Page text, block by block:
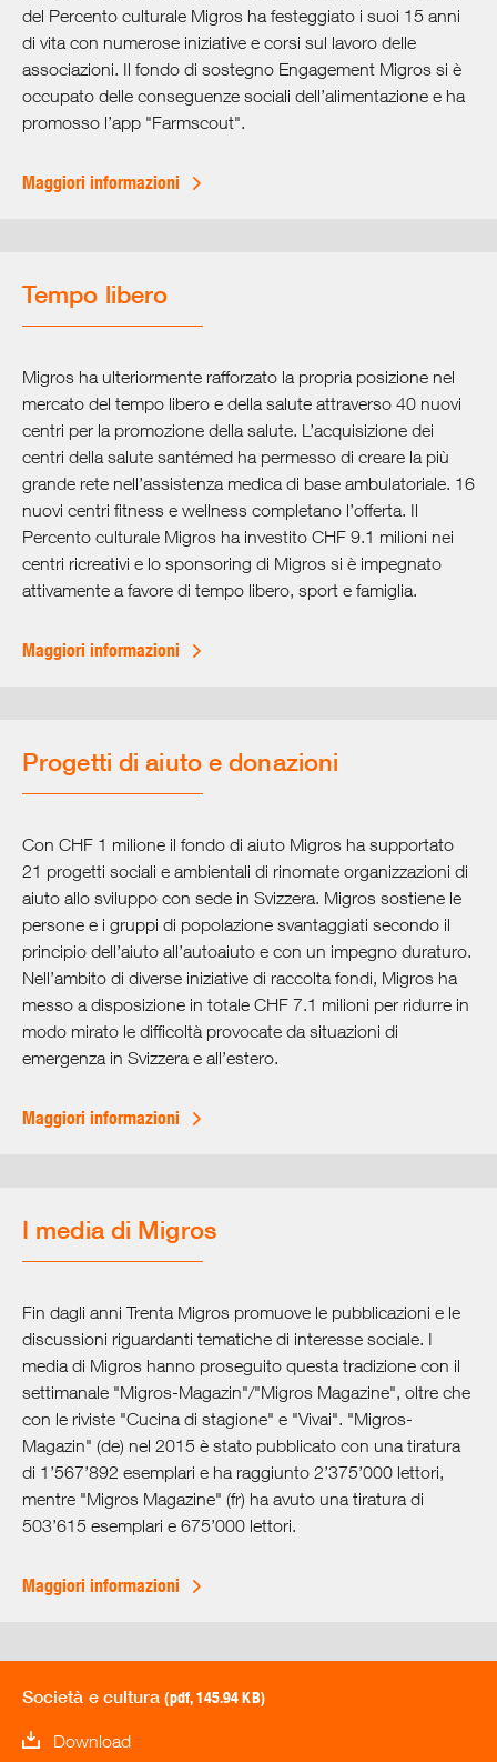
del Percento culturale Migros ha festeggiato i suoi 15 anni
di vita con numerose iniziative e corsi sul lavoro delle
associazioni. Il fondo di sostegno Engagement Migros si è
occupato delle conseguenze sociali dell’alimentazione e ha
promosso l’app "Farmscout".
Maggiori informazioni
Tempo libero
Migros ha ulteriormente rafforzato la propria posizione nel
mercato del tempo libero e della salute attraverso 40 nuovi
centri per la promozione della salute. L’acquisizione dei
centri della salute santémed ha permesso di creare la più
grande rete nell’assistenza medica di base ambulatoriale. 16
nuovi centri fitness e wellness completano l’offerta. Il
Percento culturale Migros ha investito CHF 9.1 milioni nei
centri ricreativi e lo sponsoring di Migros si è impegnato
attivamente a favore di tempo libero, sport e famiglia.
Maggiori informazioni
Progetti di aiuto e donazioni
Con CHF 1 milione il fondo di aiuto Migros ha supportato
21 progetti sociali e ambientali di rinomate organizzazioni di
aiuto allo sviluppo con sede in Svizzera. Migros sostiene le
persone e i gruppi di popolazione svantaggiati secondo il
principio dell’aiuto all’autoaiuto e con un impegno duraturo.
Nell’ambito di diverse iniziative di raccolta fondi, Migros ha
messo a disposizione in totale CHF 7.1 milioni per ridurre in
modo mirato le difficoltà provocate da situazioni di
emergenza in Svizzera e all’estero.
Maggiori informazioni
I media di Migros
Fin dagli anni Trenta Migros promuove le pubblicazioni e le
discussioni riguardanti tematiche di interesse sociale. I
media di Migros hanno proseguito questa tradizione con il
settimanale "Migros-Magazin"/"Migros Magazine", oltre che
con le riviste "Cucina di stagione" e "Vivai". "Migros-
Magazin" (de) nel 2015 è stato pubblicato con una tiratura
di 1’567’892 esemplari e ha raggiunto 2’375’000 lettori,
mentre "Migros Magazine" (fr) ha avuto una tiratura di
503’615 esemplari e 675’000 lettori.
Maggiori informazioni
Società e cultura(pdf, 145.94 KB)
Download